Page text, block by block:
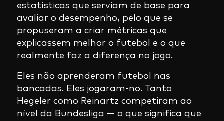
estatísticas que serviam de base para
avaliar o desempenho, pelo que se
propuseram a criar métricas que
explicassem melhor o futebol e o que
realmente faz a diferença no jogo.
Eles não aprenderam futebol nas
bancadas. Eles jogaram-no. Tanto
Hegeler como Reinartz competiram ao
nível da Bundesliga — o que significa que